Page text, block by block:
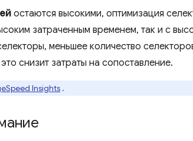
остаются высокими, оптимизация
затраченным временем, так и с
меньшее количество
снизит затраты на сопоставление.
​​Insights .